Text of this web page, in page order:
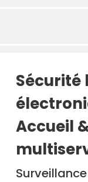
Sécurité
Accueil